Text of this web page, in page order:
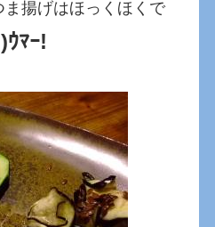
揚げはほっくほくで
ｳﾏｰ!